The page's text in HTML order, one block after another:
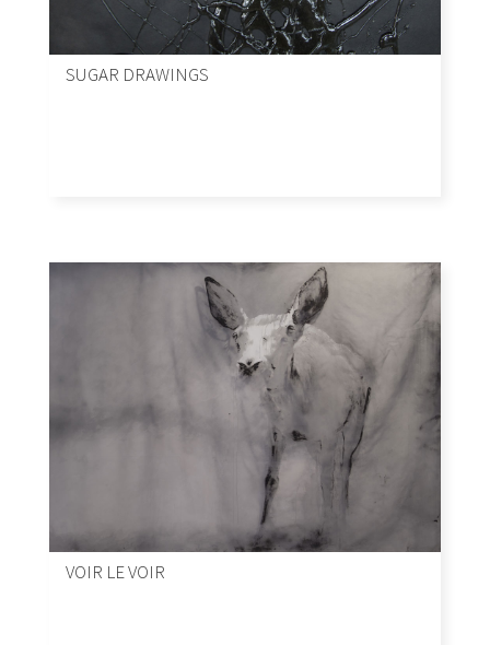
SUGAR DRAWINGS
VOIR LE VOIR